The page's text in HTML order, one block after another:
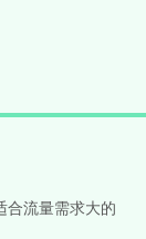
合流量需求大的